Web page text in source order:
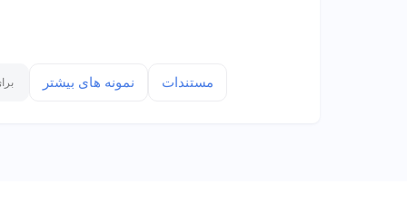
نمونه های بیشتر مستندات